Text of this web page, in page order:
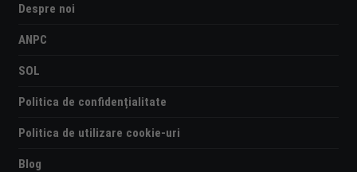
Despre noi
ANPC
SOL
Politica de confidențialitate
Politica de utilizare cookie-uri
Blog